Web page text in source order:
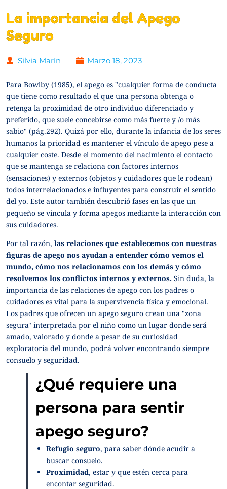
La importancia del Apego
Seguro
Silvia Marín Marzo 18, 2023
Para Bowlby (1985), el apego es "cualquier forma de conducta
que tiene como resultado el que una persona obtenga o
retenga la proximidad de otro individuo diferenciado y
preferido, que suele concebirse como más fuerte y /o más
sabio" (pág.292). Quizá por ello, durante la infancia de los seres
humanos la prioridad es mantener el vínculo de apego pese a
cualquier coste. Desde el momento del nacimiento el contacto
que se mantenga se relaciona con factores internos
(sensaciones) y externos (objetos y cuidadores que le rodean)
todos interrelacionados e influyentes para construir el sentido
del yo. Este autor también descubrió fases en las que un
pequeño se vincula y forma apegos mediante la interacción con
sus cuidadores.
Por tal razón, las relaciones que establecemos con nuestras
figuras de apego nos ayudan a entender cómo vemos el
mundo, cómo nos relacionamos con los demás y cómo
resolvemos los conflictos internos y externos. Sin duda, la
importancia de las relaciones de apego con los padres o
cuidadores es vital para la supervivencia física y emocional.
Los padres que ofrecen un apego seguro crean una "zona
segura" interpretada por el niño como un lugar donde será
amado, valorado y donde a pesar de su curiosidad
exploratoria del mundo, podrá volver encontrando siempre
consuelo y seguridad.
¿Qué requiere una
persona para sentir
apego seguro?
Refugio seguro, para saber dónde acudir a
buscar consuelo.
Proximidad, estar y que estén cerca para
encontar seguridad.